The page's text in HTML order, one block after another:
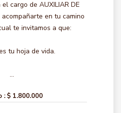
cargo de AUXILIAR DE
en tu camino
te invitamos a que:
tu hoja de vida.
...
: $ 1.800.000